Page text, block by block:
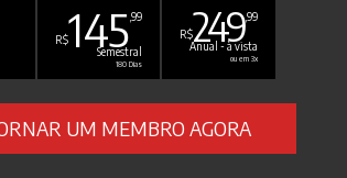
R$145,99
Semestral
180 Dias
R$249,99
Anual - à vista
ou em 3x
UM MEMBRO AGORA